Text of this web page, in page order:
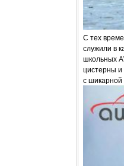
С тех
служили в
школьных
цистерны и
с шикарной